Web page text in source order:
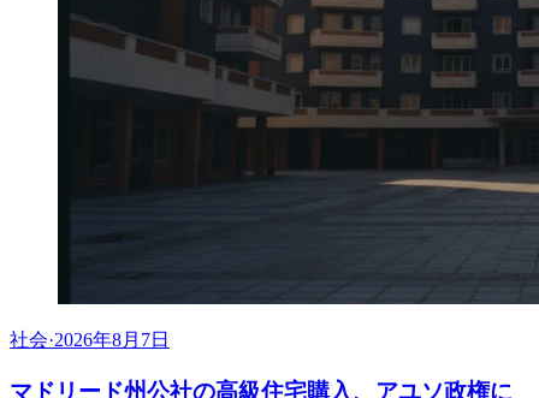
社会·2026年8月7日
マドリード州公社の高級住宅購入、アユソ政権に